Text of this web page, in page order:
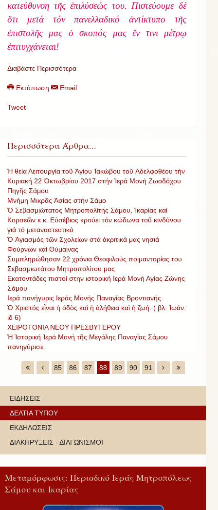
κατεύθυνση τῆς ἐπιλύσεώς του. Πιστεύουμε δέ
ὅτι μετά τόν πανελλαδικό ἀντίκτυπο τῆς
ἐπιστολῆς μας ὁ σκοπός μας ἔν τινι μέτρῳ
ἐπιτυγχάνεται!
Διαβάστε Περισσότερα
Εκτύπωση Email
Tweet
Περισσότερα Άρθρα...
Ἡ θεία Λειτουργία τοῦ Ἁγίου Ἰακώβου τοῦ Ἀδελφοθέου τήν
Κυριακή 22 Ὀκτωβρίου 2017 στήν Ἱερά Μονή Ζωοδόχου
Πηγῆς Σάμου
Μνήμη Μικρᾶς Ἀσίας στήν Σάμο
Ὁ Σεβασμιώτατος Μητροπολίτης Σάμου, Ἰκαρίας καί
Κορσεῶν κ.κ. Εὐσέβιος κρούει τόν κώδωνα τοῦ κινδύνου
γιά τό μεταναστευτικό
Ὁ Ἁγιασμός τῶν Σχολείων στά ἀκριτικά μας νησιά
Φούρνων καί Θύμαινας
Συμπληρώθησαν 22 χρόνια Θεοφιλούς ποιμαντορίας του
Σεβασμιωτάτου Μητροπολίτου μας
Εκατοντάδες πιστοί στην ιστορική Ιερά Μονή Αγίας Ζώνης
Σάμου
Ιερά πανήγυρις Ιεράς Μονής Παναγίας Βροντιανής
Ὁ Χριστός εἶναι ἡ ὁδὸς καὶ ἡ ἀλήθεια καὶ ἡ ζωή. ( βλ. Ἰωάν.
ιδ 6)
ΧΕΙΡΟΤΟΝΙΑ ΝΕΟΥ ΠΡΕΣΒΥΤΕΡΟΥ
Ἡ Ἱστορική Ἱερά Μονή τῆς Μεγάλης Παναγίας Σάμου
πανηγύρισε
85 86 87 88 89 90 91
ΕΙΔΗΣΕΙΣ
ΔΕΛΤΙΑ ΤΥΠΟΥ
ΕΚΔΗΛΩΣΕΙΣ
ΔΙΑΚΗΡΥΞΕΙΣ - ΔΙΑΓΩΝΙΣΜΟΙ
Μεταμόρφωσις: Περιοδικό Ιεράς Μητροπόλεως
Σάμου και Ικαρίας